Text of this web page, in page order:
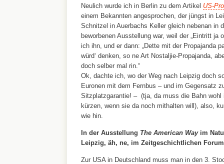
Neulich wurde ich in Berlin zu dem Artikel US-
einem Bekannten angesprochen, der jüngst in
Schnitzel in Auerbachs Keller gleich nebenan in
beworbenen Ausstellung war, weil der „Eintritt ja
ich ihn, und er dann: „Dette mit der Propajanda
würd‘ denken, so ne Art Nostaljie-Propajanda,
doch selber mal rin.“
Ok, dachte ich, wo der Weg nach Leipzig doch
Euronen mit dem Fernbus – und im Gegensatz
Sitzplatzgarantie! – (tja, da muss die Bahn wohl
kürzen, wenn sie da noch mithalten will), also,
wie hin.
In der Ausstellung The American Wayim
Leipzig, äh, ne, im Zeitgeschichtlichen
Zur USA in Deutschland muss man in den 3.